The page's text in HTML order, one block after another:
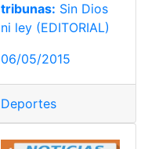
tribunas: Sin Dios
ni ley (EDITORIAL)
06/05/2015
Deportes